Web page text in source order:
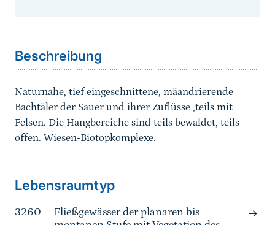
Beschreibung
Naturnahe, tief eingeschnittene, mäandrierende
Bachtäler der Sauer und ihrer Zuflüsse ,teils mit
Felsen. Die Hangbereiche sind teils bewaldet, teils
offen. Wiesen-Biotopkomplexe.
Lebensraumtyp
3260
Fließgewässer der planaren bis